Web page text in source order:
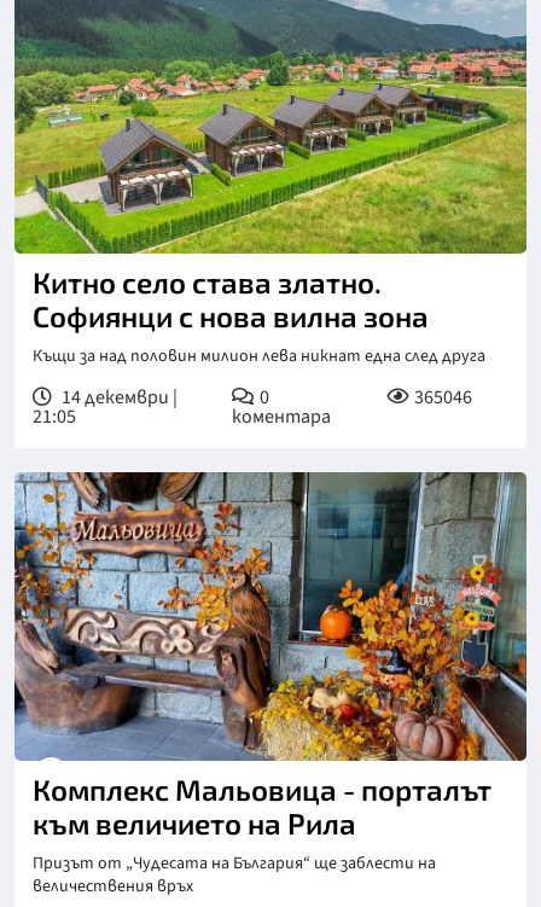
Китно село става златно.
Софиянци с нова вилна зона
Къщи за над половин милион лева никнат една след друга
14 декември |
21:05
0
коментара
365046
Комплекс Мальовица - порталът
към величието на Рила
Призът от „Чудесата на България“ ще заблести на
величествения връх